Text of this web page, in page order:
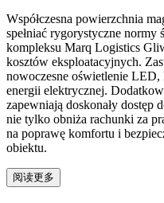
Współczesna powierzchnia
spełniać rygorystyczne
kompleksu Marq Logistics
kosztów eksploatacyjnych.
nowoczesne oświetlenie LED,
energii elektrycznej.
zapewniają doskonały dostęp
nie tylko obniża rachunki za
na poprawę komfortu i
obiektu.
阅读更多